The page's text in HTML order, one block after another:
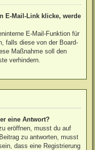
E-Mail-Link klicke, werde
E-Mail-Funktion für
falls diese von der Board-
Maßnahme soll den
verhindern.
eine Antwort?
eröffnen, musst du auf
zu antworten, musst
dass eine Registrierung